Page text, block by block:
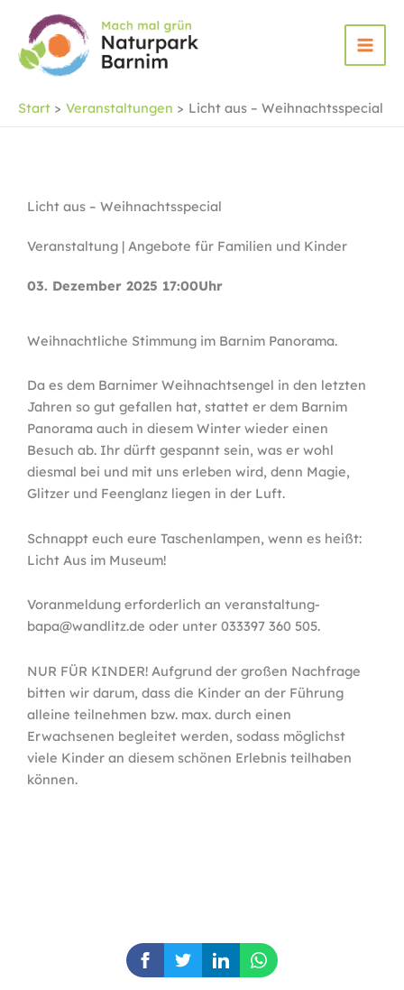
Inhalt
springen
Start Veranstaltungen Licht aus – Weihnachtsspecial
Licht aus – Weihnachtsspecial
Veranstaltung | Angebote für Familien und Kinder
03. Dezember 2025 17:00Uhr
Weihnachtliche Stimmung im Barnim Panorama.
Da es dem Barnimer Weihnachtsengel in den letzten
Jahren so gut gefallen hat, stattet er dem Barnim
Panorama auch in diesem Winter wieder einen
Besuch ab. Ihr dürft gespannt sein, was er wohl
diesmal bei und mit uns erleben wird, denn Magie,
Glitzer und Feenglanz liegen in der Luft.
Schnappt euch eure Taschenlampen, wenn es heißt:
Licht Aus im Museum!
Voranmeldung erforderlich an veranstaltung-
bapa@wandlitz.de oder unter 033397 360 505.
NUR FÜR KINDER! Aufgrund der großen Nachfrage
bitten wir darum, dass die Kinder an der Führung
alleine teilnehmen bzw. max. durch einen
Erwachsenen begleitet werden, sodass möglichst
viele Kinder an diesem schönen Erlebnis teilhaben
können.